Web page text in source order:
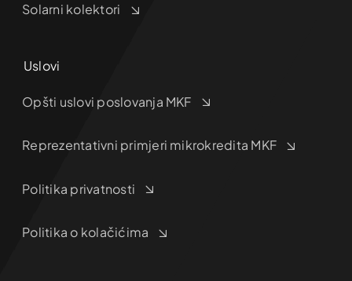
Solarni kolektori
Uslovi
Opšti uslovi poslovanja MKF
Reprezentativni primjeri mikrokredita MKF
Politika privatnosti
Politika o kolačićima